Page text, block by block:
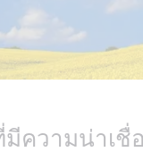
ความน่าเชื่